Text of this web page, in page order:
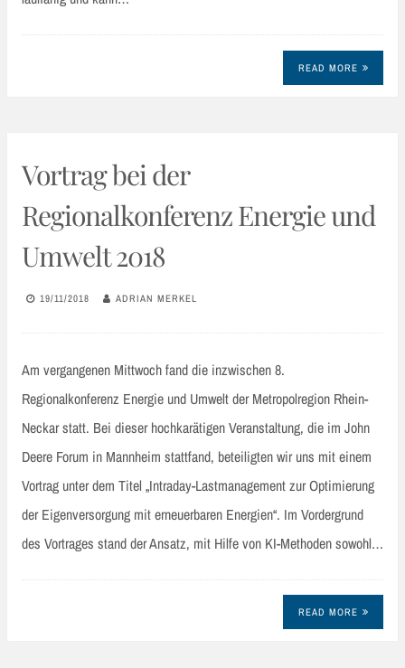
READ MORE
Vortrag bei der
Regionalkonferenz Energie und
Umwelt 2018
19/11/2018 ADRIAN MERKEL
Am vergangenen Mittwoch fand die inzwischen 8.
Regionalkonferenz Energie und Umwelt der Metropolregion Rhein-
Neckar statt. Bei dieser hochkarätigen Veranstaltung, die im John
Deere Forum in Mannheim stattfand, beteiligten wir uns mit einem
Vortrag unter dem Titel „Intraday-Lastmanagement zur Optimierung
der Eigenversorgung mit erneuerbaren Energien“. Im Vordergrund
des Vortrages stand der Ansatz, mit Hilfe von KI-Methoden sowohl…
READ MORE